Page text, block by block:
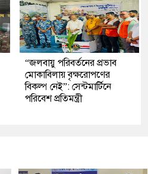
“জলবায়ু পরিবর্তনের প্রভাব
মোকাবিলায় বৃক্ষরোপণের
বিকল্প নেই”: সেন্টমার্টিনে
পরিবেশ প্রতিমন্ত্রী